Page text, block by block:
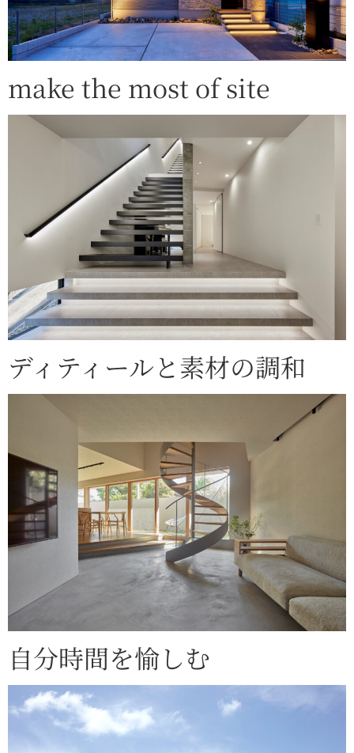
make the most of site
ディティールと素材の調和
自分時間を愉しむ